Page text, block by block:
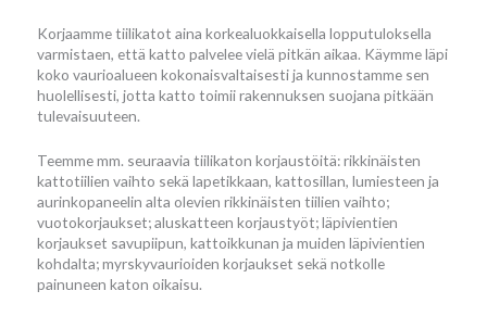
Korjaamme tiilikatot aina korkealuokkaisella lopputuloksella
varmistaen, että katto palvelee vielä pitkän aikaa. Käymme läpi
koko vaurioalueen kokonaisvaltaisesti ja kunnostamme sen
huolellisesti, jotta katto toimii rakennuksen suojana pitkään
tulevaisuuteen.
Teemme mm. seuraavia tiilikaton korjaustöitä: rikkinäisten
kattotiilien vaihto sekä lapetikkaan, kattosillan, lumiesteen ja
aurinkopaneelin alta olevien rikkinäisten tiilien vaihto;
vuotokorjaukset; aluskatteen korjaustyöt; läpivientien
korjaukset savupiipun, kattoikkunan ja muiden läpivientien
kohdalta; myrskyvaurioiden korjaukset sekä notkolle
painuneen katon oikaisu.